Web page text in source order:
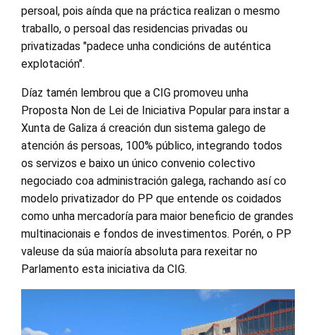
persoal, pois aínda que na práctica realizan o mesmo
traballo, o persoal das residencias privadas ou
privatizadas "padece unha condicións de auténtica
explotación".
Díaz tamén lembrou que a CIG promoveu unha
Proposta Non de Lei de Iniciativa Popular para instar a
Xunta de Galiza á creación dun sistema galego de
atención ás persoas, 100% público, integrando todos
os servizos e baixo un único convenio colectivo
negociado coa administración galega, rachando así co
modelo privatizador do PP que entende os coidados
como unha mercadoría para maior beneficio de grandes
multinacionais e fondos de investimentos. Porén, o PP
valeuse da súa maioría absoluta para rexeitar no
Parlamento esta iniciativa da CIG.